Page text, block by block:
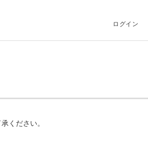
ログイン
ください。